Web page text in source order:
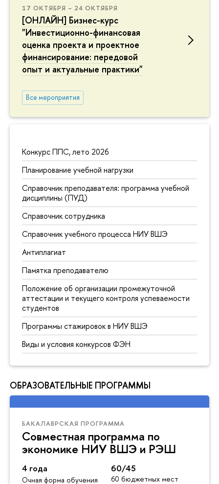
17 ОКТЯБРЯ – 24 ОКТЯБРЯ
[ОНЛАЙН] Бизнес-курс
"Инвестиционно-финансовая
оценка проекта и проектное
финансирование: передовой
опыт и актуальные практики"
Все мероприятия
Конкурс ППС, лето 2026
Планирование учебной нагрузки
Справочник преподавателя: программа учебной
дисциплины (ПУД)
Справочник сотрудника
Справочник учебного процесса НИУ ВШЭ
Антиплагиат
Памятка преподавателю
Положение об организации промежуточной
аттестации и текущего контроля успеваемости
студентов
Программы стажировок в НИУ ВШЭ
Виды и условия конкурсов ФЭН
ОБРАЗОВАТЕЛЬНЫЕ ПРОГРАММЫ
БАКАЛАВРСКАЯ ПРОГРАММА
Совместная программа по
экономике НИУ ВШЭ и РЭШ
4 года
Очная форма обучения
60/45
60 бюджетных мест